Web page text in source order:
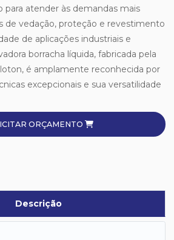
para atender às demandas mais
de vedação, proteção e revestimento
de aplicações industriais e
borracha líquida, fabricada pela
é amplamente reconhecida por
excepcionais e sua versatilidade
ORÇAMENTO
Descrição